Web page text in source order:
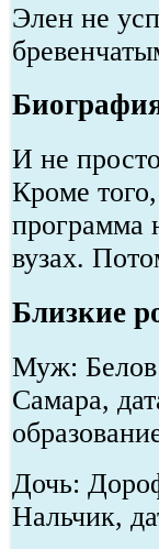
Элен не
И не
Кроме
программа
вузах.
Близкие
Муж: Белов
Самара,
Дочь:
Нальчик,